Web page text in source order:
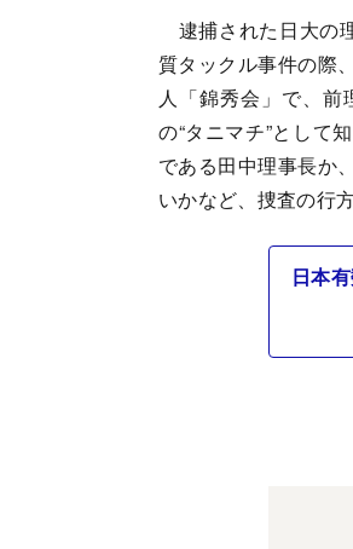
逮捕された日大の
質タックル事件の際
人「錦秀会」で、
の“タニマチ”として
である田中理事長か
いかなど、捜査の行
日本